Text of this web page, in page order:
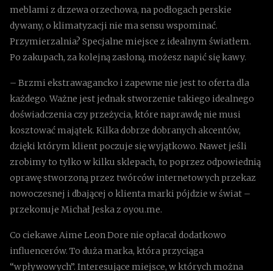
meblami z drzewa orzechowa, na podłogach perskie
dywany, o klimatyzacji nie ma sensu wspominać.
Przymierzalnia? Specjalne miejsce z idealnym światłem.
Po zakupach, za kolejną zasłoną, możesz napić się kawy.
– Brzmi ekstrawagancko i zapewne nie jest to oferta dla
każdego. Ważne jest jednak stworzenie takiego idealnego
doświadczenia czy przeżycia, które naprawdę nie musi
kosztować majątek. Kilka dobrze dobranych akcentów,
dzięki którym klient poczuje się wyjątkowo. Nawet jeśli
zrobimy to tylko w kilku sklepach, to poprzez odpowiednią
oprawę stworzoną przez twórców internetowych przekaz
nowoczesnej i dbającej o klienta marki pójdzie w świat –
przekonuje Michał Jeska z oyou.me.
Co ciekawe Aime Leon Dore nie opłacał dodatkowo
influencerów. To duża marka, która przyciąga
“wpływowych”. Interesujące miejsce, w których można